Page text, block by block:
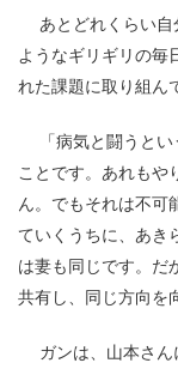
あとどれくらい自
ようなギリギリの毎
れた課題に取り組ん
「病気と闘うとい
ことです。あれもや
ん。でもそれは不可
ていくうちに、あき
は妻も同じです。だ
共有し、同じ方向を
ガンは、山本さん